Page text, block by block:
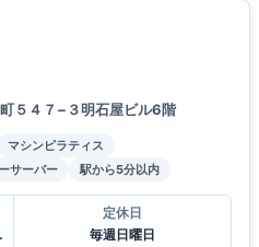
５４７−３明石屋ビル6階
マシンピラティス
サーバー 駅から5分以内
19:00
定休日
毎週日曜日